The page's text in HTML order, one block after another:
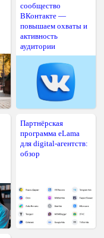
сообщество
ВКонтакте —
повышаем охваты и
активность
аудитории
Партнёрская
программа eLama
для digital-агентств:
обзор